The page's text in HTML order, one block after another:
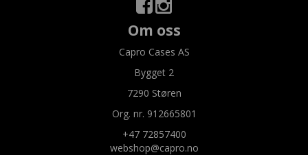
Om oss
Capro Cases AS
Bygget 2
7290 Støren
Org. nr. 912665801
+47 72857400
webshop@capro.no